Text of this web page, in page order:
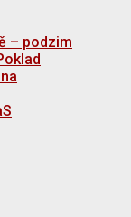
– podzim